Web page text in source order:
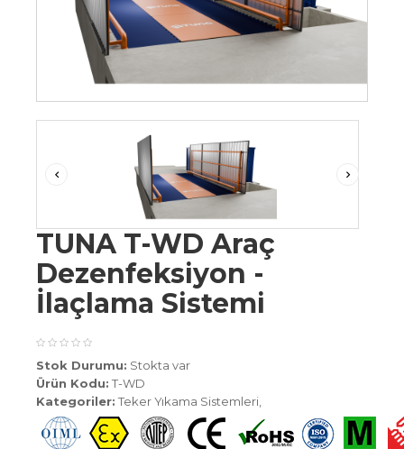
TUNA T-WD Araç
Dezenfeksiyon -
İlaçlama Sistemi
Stok Durumu: Stokta var
Ürün Kodu: T-WD
Kategoriler: Teker Yıkama Sistemleri,